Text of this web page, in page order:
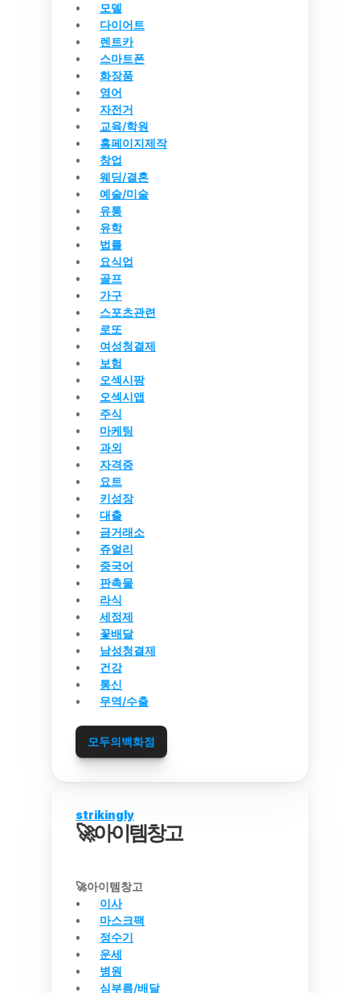
모델
다이어트
렌트카
스마트폰
화장품
영어
자전거
교육/학원
홈페이지제작
창업
웨딩/결혼
예술/미술
유통
유학
법률
요식업
골프
가구
스포츠관련
로또
여성청결제
보험
오섹시팡
오섹시앱
주식
마케팅
과외
자격증
요트
키성장
대출
금거래소
쥬얼리
중국어
판촉물
라식
세정제
꽃배달
남성청결제
건강
통신
무역/수출
모두의백화점
strikingly
🚀아이템창고
🚀아이템창고
이사
마스크팩
정수기
운세
병원
심부름/배달